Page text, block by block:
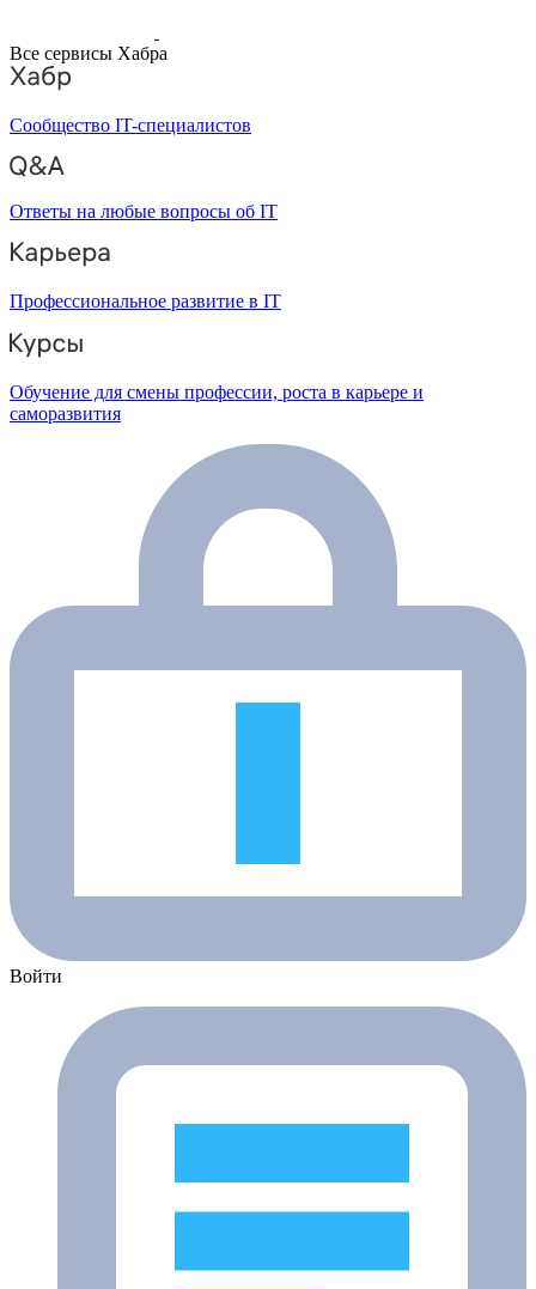
Все сервисы Хабра
Сообщество IT-специалистов
Ответы на любые вопросы об IT
Профессиональное развитие в IT
Обучение для смены профессии, роста в карьере и
саморазвития
Войти